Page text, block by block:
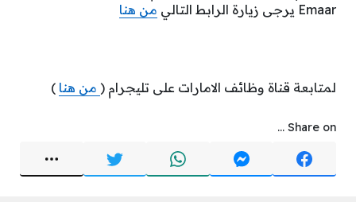
Emaar يرجى زيارة الرابط التالي
من هنا
لمتابعة قناة وظائف الامارات على تليجرام ( من هنا )
Share on ...